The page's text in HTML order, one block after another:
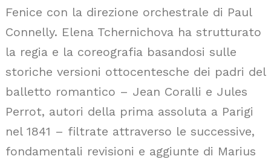
Fenice con la direzione orchestrale di Paul
Connelly. Elena Tchernichova ha strutturato
la regia e la coreografia basandosi sulle
storiche versioni ottocentesche dei padri del
balletto romantico – Jean Coralli e Jules
Perrot, autori della prima assoluta a Parigi
nel 1841 – filtrate attraverso le successive,
fondamentali revisioni e aggiunte di Marius